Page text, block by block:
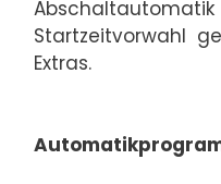
Startzeitvorwahl
Extras.